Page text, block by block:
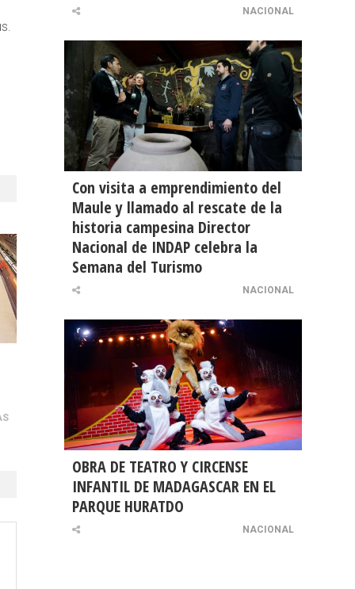
NACIONAL
Con visita a emprendimiento del
Maule y llamado al rescate de la
historia campesina Director
Nacional de INDAP celebra la
Semana del Turismo
NACIONAL
OBRA DE TEATRO Y CIRCENSE
INFANTIL DE MADAGASCAR EN EL
PARQUE HURATDO
NACIONAL